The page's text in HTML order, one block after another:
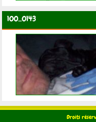
100_0143
Droits